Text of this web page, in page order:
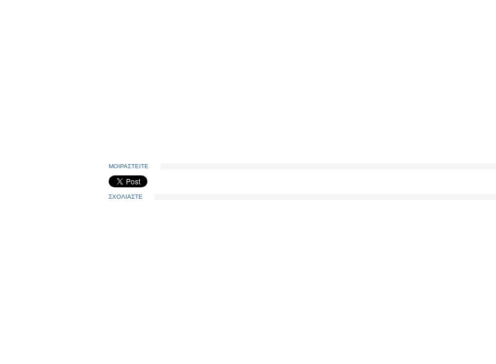
ΜΟΙΡΑΣΤΕΙΤΕ
ΣΧΟΛΙΑΣΤΕ